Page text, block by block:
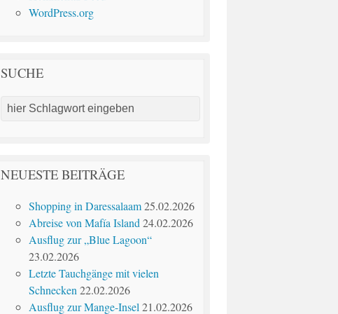
WordPress.org
SUCHE
NEUESTE BEITRÄGE
Shopping in Daressalaam 25.02.2026
Abreise von Mafía Island 24.02.2026
Ausflug zur „Blue Lagoon“
23.02.2026
Letzte Tauchgänge mit vielen
Schnecken 22.02.2026
Ausflug zur Mange-Insel 21.02.2026